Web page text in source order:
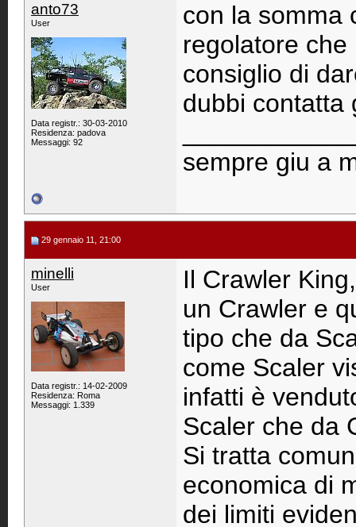
anto73
User
Data registr.: 30-03-2010
Residenza: padova
Messaggi: 92
con la somma
regolatore
consiglio di
dubbi contatta
sempre giu a
29 gennaio 11, 21:00
minelli
User
Data registr.: 14-02-2009
Residenza: Roma
Messaggi: 1.339
Il Crawler
un Crawler e
tipo che da
come Scaler
infatti è
Scaler che da
Si tratta
economica di
dei limiti